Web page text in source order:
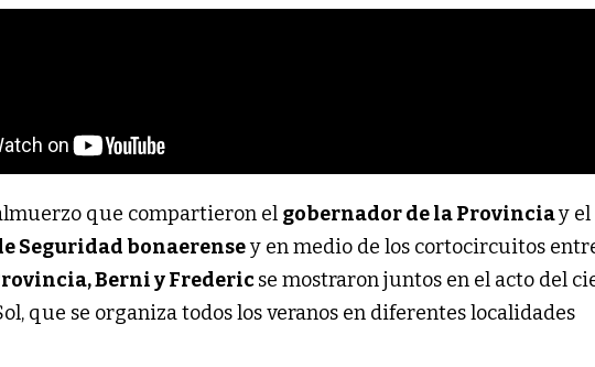
que compartieron el gobernador de la Provinciay el
Seguridad bonaerensey en medio de los cortocircuitos
Berni y Fredericse mostraron juntos en el acto del
que se organiza todos los veranos en diferentes localidades